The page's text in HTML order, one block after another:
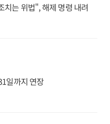
치는 위법", 해제 명령 내려
일까지 연장